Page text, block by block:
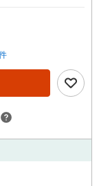
ただいている不
環境はもちろ
の生の声をもと
まい探しの方へ/
お住まい探しをさ
す。＼お仕事で忙
のご内覧もご対応
るので、名古屋市
可能です！ 【大曽
曽根」駅徒歩1分